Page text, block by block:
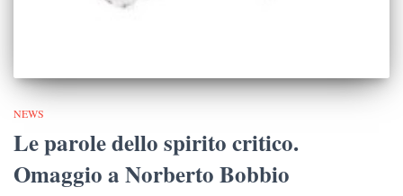
NEWS
Le parole dello spirito critico.
Omaggio a Norberto Bobbio